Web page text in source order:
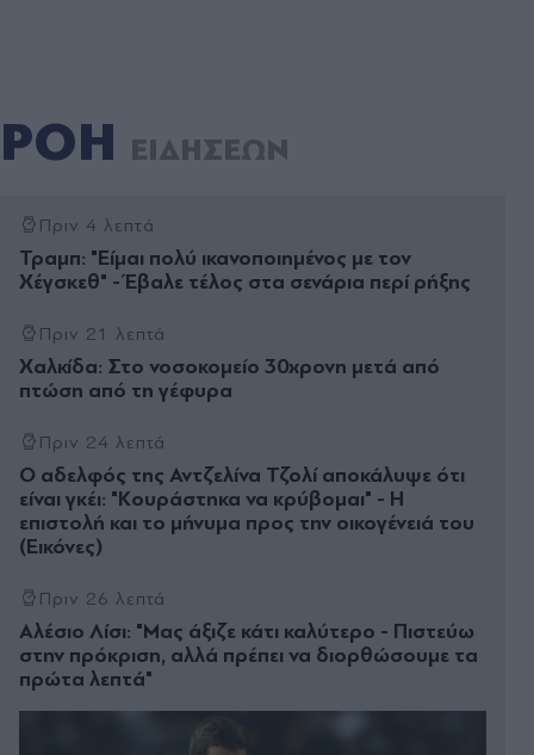
ΡΟΗ ΕΙΔΗΣΕΩΝ
Πριν 4 λεπτά
Τραμπ: "Είμαι πολύ ικανοποιημένος με τον
Χέγσκεθ" - Έβαλε τέλος στα σενάρια περί ρήξης
Πριν 21 λεπτά
Χαλκίδα: Στο νοσοκομείο 30χρονη μετά από
πτώση από τη γέφυρα
Πριν 24 λεπτά
Ο αδελφός της Αντζελίνα Τζολί αποκάλυψε ότι
είναι γκέι: "Κουράστηκα να κρύβομαι" - Η
επιστολή και το μήνυμα προς την οικογένειά του
(Εικόνες)
Πριν 26 λεπτά
Αλέσιο Λίσι: "Μας άξιζε κάτι καλύτερο - Πιστεύω
στην πρόκριση, αλλά πρέπει να διορθώσουμε τα
πρώτα λεπτά"